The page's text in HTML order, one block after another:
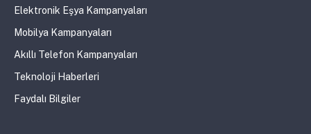
Elektronik Eşya Kampanyaları
Mobilya Kampanyaları
Akıllı Telefon Kampanyaları
Teknoloji Haberleri
Faydalı Bilgiler